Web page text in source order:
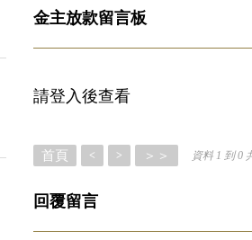
金主放款留言板
請登入後查看
首頁 < > ＞＞ 資料 1 到 0
回覆留言